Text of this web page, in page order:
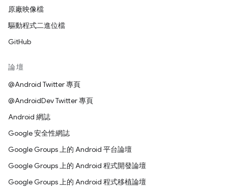
原廠映像檔
驅動程式二進位檔
GitHub
論壇
@Android Twitter 專頁
@AndroidDev Twitter 專頁
Android 網誌
Google 安全性網誌
Google Groups 上的 Android 平台論壇
Google Groups 上的 Android 程式開發論壇
Google Groups 上的 Android 程式移植論壇